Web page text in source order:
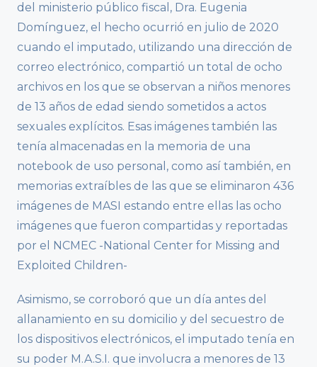
del ministerio público fiscal, Dra. Eugenia
Domínguez, el hecho ocurrió en julio de 2020
cuando el imputado, utilizando una dirección de
correo electrónico, compartió un total de ocho
archivos en los que se observan a niños menores
de 13 años de edad siendo sometidos a actos
sexuales explícitos. Esas imágenes también las
tenía almacenadas en la memoria de una
notebook de uso personal, como así también, en
memorias extraíbles de las que se eliminaron 436
imágenes de MASI estando entre ellas las ocho
imágenes que fueron compartidas y reportadas
por el NCMEC -National Center for Missing and
Exploited Children-
Asimismo, se corroboró que un día antes del
allanamiento en su domicilio y del secuestro de
los dispositivos electrónicos, el imputado tenía en
su poder M.A.S.I. que involucra a menores de 13